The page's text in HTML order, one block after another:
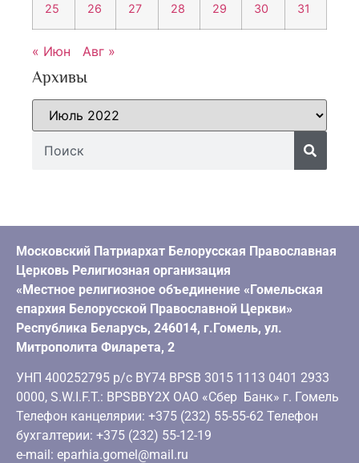
25 26 27 28 29 30 31
« Июн Авг »
Архивы
Московский Патриархат Белорусская Православная
Церковь Религиозная организация
«Местное религиозное объединение «Гомельская
епархия Белорусской Православной Церкви»
Республика Беларусь, 246014, г.Гомель, ул.
Митрополита Филарета, 2
УНП 400252795 р/с BY74 BPSB 3015 1113 0401 2933
0000, S.W.I.F.T.: BPSBBY2X ОАО «Сбер Банк» г. Гомель
Телефон канцелярии: +375 (232) 55-55-62 Телефон
бухгалтерии: +375 (232) 55-12-19
e-mail: eparhia.gomel@mail.ru